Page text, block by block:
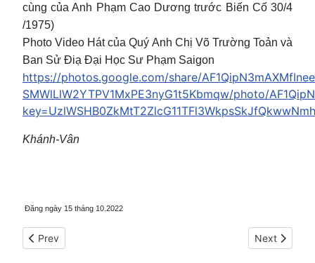
cùng của Anh Phạm Cao Dương trước Biến Cố 30/4
/1975)
Photo Video Hát của Quý Anh Chị Võ Trường Toản và
Ban Sử Điạ Đại Học Sư Phạm Saigon
https://photos.google.com/share/
SMWlLlW2YTPV1MxPE3nyG1t5Kbmqw/photo/
Khánh-Vân
Đăng ngày 15 tháng 10.2022
Previous article: Nhà già̀... chào mi
Prev Next article:
Next